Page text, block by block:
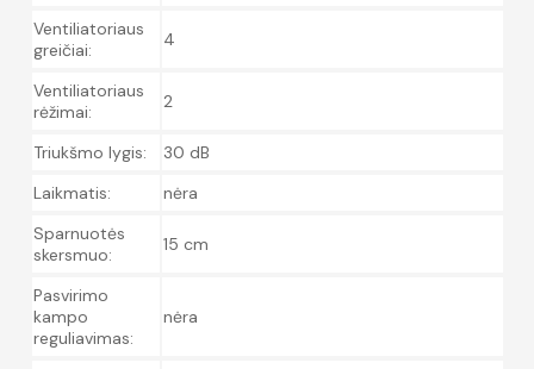
Ventiliatoriaus
greičiai:
4
Ventiliatoriaus
rėžimai:
2
Triukšmo lygis:
30 dB
Laikmatis:
nėra
Sparnuotės
skersmuo:
15 cm
Pasvirimo
kampo
reguliavimas:
nėra